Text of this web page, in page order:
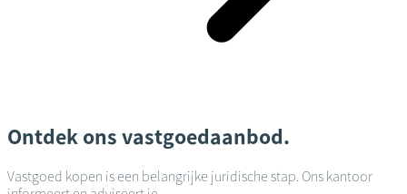
Ontdek ons vastgoedaanbod.
Vastgoed kopen is een belangrijke juridische stap. Ons kantoor